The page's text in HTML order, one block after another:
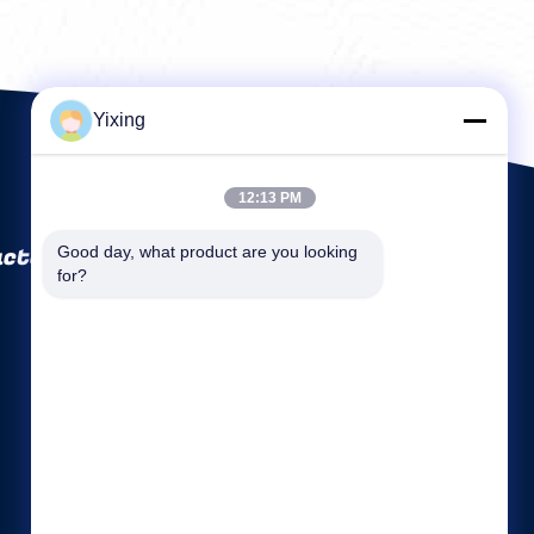
Co., Ltd
Yixing
12:13 PM
Good day, what product are you looking
for?